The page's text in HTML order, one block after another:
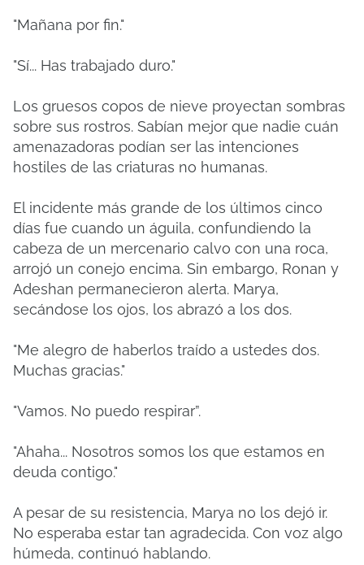
"Mañana por fin."
"Sí... Has trabajado duro."
Los gruesos copos de nieve proyectan sombras
sobre sus rostros. Sabían mejor que nadie cuán
amenazadoras podían ser las intenciones
hostiles de las criaturas no humanas.
El incidente más grande de los últimos cinco
días fue cuando un águila, confundiendo la
cabeza de un mercenario calvo con una roca,
arrojó un conejo encima. Sin embargo, Ronan y
Adeshan permanecieron alerta. Marya,
secándose los ojos, los abrazó a los dos.
"Me alegro de haberlos traído a ustedes dos.
Muchas gracias."
"Vamos. No puedo respirar”.
"Ahaha... Nosotros somos los que estamos en
deuda contigo."
A pesar de su resistencia, Marya no los dejó ir.
No esperaba estar tan agradecida. Con voz algo
húmeda, continuó hablando.